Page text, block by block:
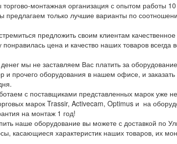
монтажная организация с опытом работы
только лучшие варианты по
предложить своим клиентам
цена и качество наших товаров
мы не заставляем Вас платить за
и прочего оборудования в нашем офисе, и
с поставщиками представленных марок уже
марок Trassir, Activecam, Optimus и на
на монтаж 1 год!
наше оборудование вы можете с доставкой по
касающиеся характеристик наших товаров, их